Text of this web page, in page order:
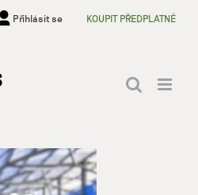
Přihlásit se KOUPIT PŘEDPLATNÉ